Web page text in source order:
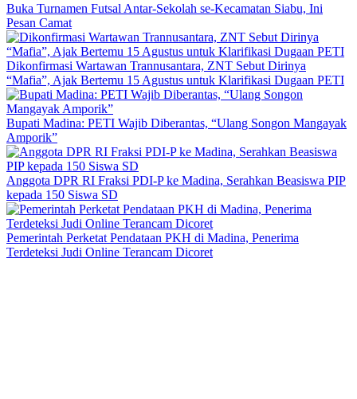
Buka Turnamen Futsal Antar-Sekolah se-Kecamatan Siabu, Ini
Pesan Camat
Dikonfirmasi Wartawan Trannusantara, ZNT Sebut Dirinya
“Mafia”, Ajak Bertemu 15 Agustus untuk Klarifikasi Dugaan PETI
Bupati Madina: PETI Wajib Diberantas, “Ulang Songon Mangayak
Amporik”
Anggota DPR RI Fraksi PDI-P ke Madina, Serahkan Beasiswa PIP
kepada 150 Siswa SD
Pemerintah Perketat Pendataan PKH di Madina, Penerima
Terdeteksi Judi Online Terancam Dicoret